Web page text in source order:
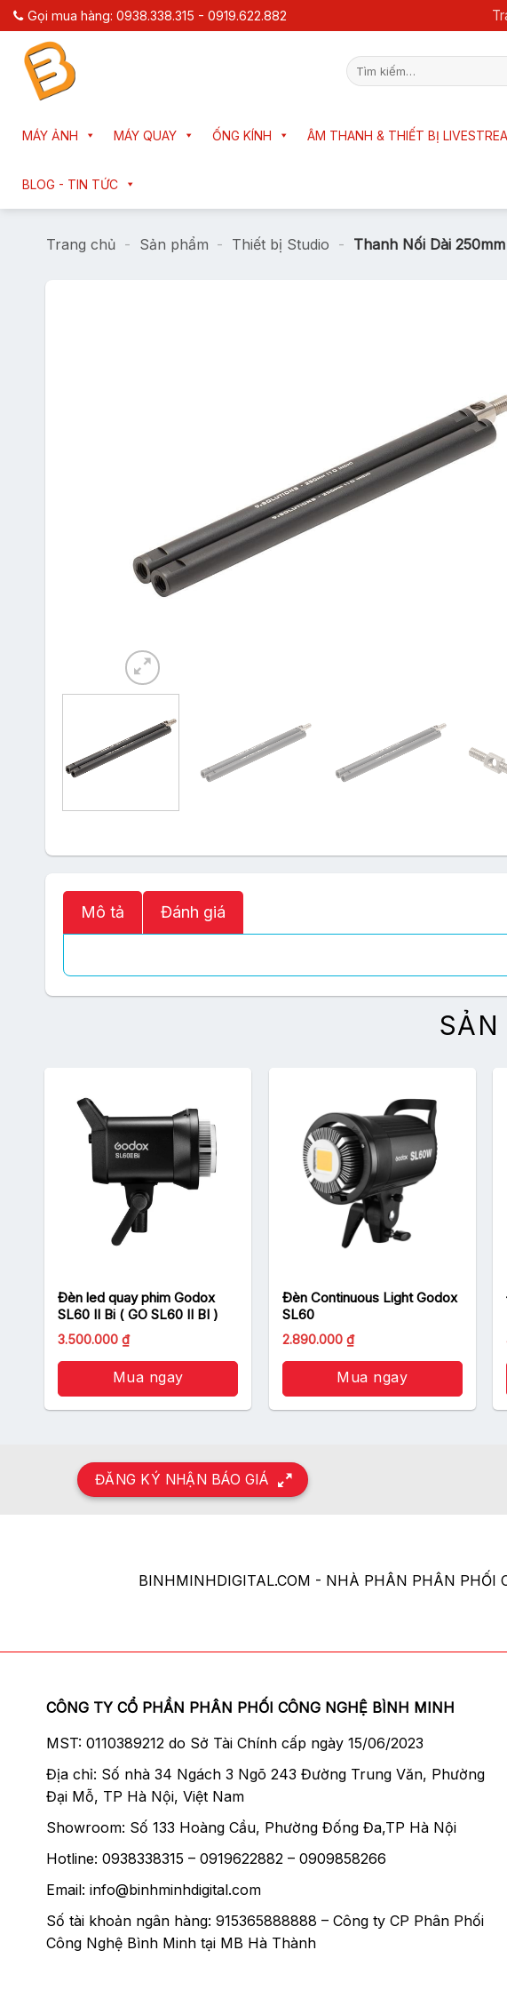
Chuyển
đến
dung
Gọi mua hàng: 0938.338.315 - 0919.622.882
Tìm
kiếm:
MÁY ẢNH MÁY QUAY ỐNG KÍNH ÂM THANH & THIẾT BỊ
BLOG - TIN TỨC
Trang chủ - Sản phẩm - Thiết bị Studio - Thanh Nối Dài
Mô tả Đánh giá
Đèn led quay phim Godox
SL60 II Bi ( GO SL60 II BI )
3.500.000₫
Mua ngay
Đèn Continuous Light Godox
SL60
2.890.000 ₫
Mua ngay
ĐĂNG KÝ NHẬN BÁO GIÁ
BINHMINHDIGITAL.COM - NHÀ PHÂN PHÂN PHỐI
CÔNG TY CỔ PHẦN PHÂN PHỐI CÔNG NGHỆ BÌNH MINH
MST: 0110389212 do Sở Tài Chính cấp ngày 15/06/2023
Địa chỉ: Số nhà 34 Ngách 3 Ngõ 243 Đường Trung Văn, Phường
Đại Mỗ, TP Hà Nội, Việt Nam
Showroom: Số 133 Hoàng Cầu, Phường Đống Đa,TP Hà Nội
Hotline: 0938338315 – 0919622882 – 0909858266
Email: info@binhminhdigital.com
Số tài khoản ngân hàng: 915365888888 – Công ty CP Phân Phối
Công Nghệ Bình Minh tại MB Hà Thành